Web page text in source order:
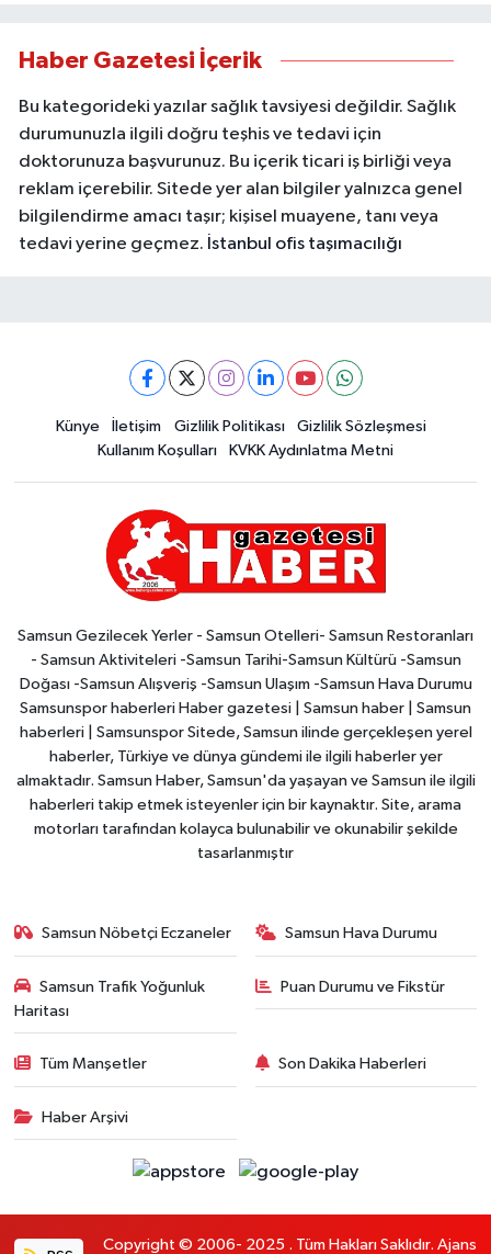
Haber Gazetesi İçerik
Bu kategorideki yazılar sağlık tavsiyesi değildir. Sağlık
durumunuzla ilgili doğru teşhis ve tedavi için
doktorunuza başvurunuz. Bu içerik ticari iş birliği veya
reklam içerebilir. Sitede yer alan bilgiler yalnızca genel
bilgilendirme amacı taşır; kişisel muayene, tanı veya
tedavi yerine geçmez. İstanbul ofis taşımacılığı
Künye İletişim Gizlilik Politikası
Gizlilik Sözleşmesi
Kullanım Koşulları
KVKK Aydınlatma Metni
Samsun Gezilecek Yerler - Samsun Otelleri- Samsun Restoranları
- Samsun Aktiviteleri -Samsun Tarihi-Samsun Kültürü -Samsun
Doğası -Samsun Alışveriş -Samsun Ulaşım -Samsun Hava Durumu
Samsunspor haberleri Haber gazetesi | Samsun haber | Samsun
haberleri | Samsunspor Sitede, Samsun ilinde gerçekleşen yerel
haberler, Türkiye ve dünya gündemi ile ilgili haberler yer
almaktadır. Samsun Haber, Samsun'da yaşayan ve Samsun ile ilgili
haberleri takip etmek isteyenler için bir kaynaktır. Site, arama
motorları tarafından kolayca bulunabilir ve okunabilir şekilde
tasarlanmıştır
Samsun Nöbetçi Eczaneler Samsun Hava Durumu
Samsun Trafik Yoğunluk
Haritası
Puan Durumu ve Fikstür
Tüm Manşetler Son Dakika Haberleri
Haber Arşivi
Copyright © 2006- 2025 . Tüm Hakları Saklıdır. Ajans